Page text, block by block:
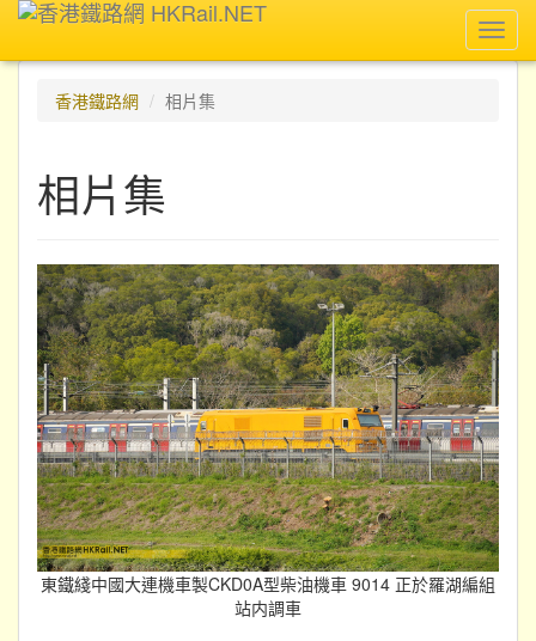
香港鐵路網
相片集
相片集
東鐵綫中國大連機車製CKD0A型柴油機車 9014 正於羅湖編組
站内調車